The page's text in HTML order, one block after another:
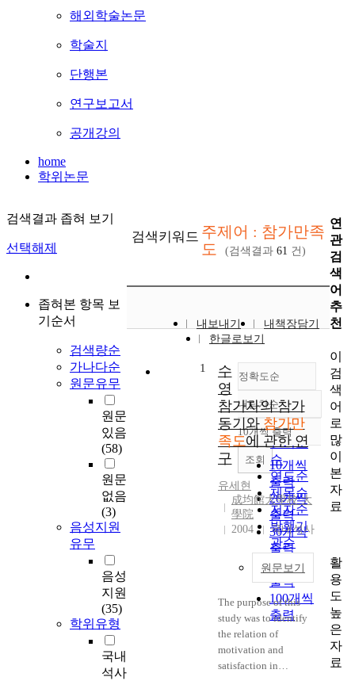
해외학술논문
학술지
단행본
연구보고서
공개강의
home
학위논문
검색결과 좁혀 보기
선택해제
좁혀본 항목 보
기순서
검색량순
가나다순
원문유무
원문
있음
(58)
원문
없음
(3)
음성지원
유무
음성
지원
(35)
학위유형
국내
석사
검색키워드 주제어 : 참가만족
도
(검색결과 61 건)
내보내기
내책장담기
한글로보기
정확도순
정확도
순
인기도
순
연도순
제목순
저자순
발행기
관순
내림차순
내림차순
10개씩 출력
10개씩
출력
20개씩
출력
30개씩
출력
50개씩
출력
100개씩
출력
조회
1
수
영
참가자의 참가
동기와참가만
족도에 관한 연
구
유세현
成均館大學校 大
學院
2004
국내석사
원문보기
The purpose of this
study was to identify
the relation of
motivation and
satisfaction in
연
관
검
색
어
추
천
이
검
색
어
로
많
이
본
자
료
활
용
도
높
은
자
료